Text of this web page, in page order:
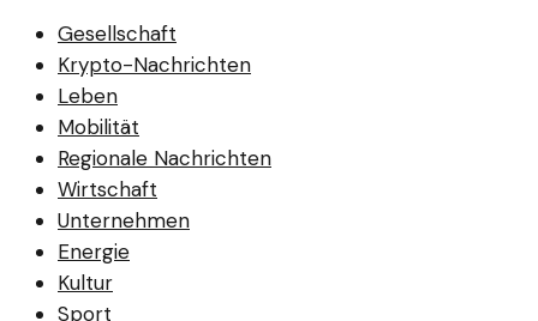
Gesellschaft
Krypto-Nachrichten
Leben
Mobilität
Regionale Nachrichten
Wirtschaft
Unternehmen
Energie
Kultur
Sport